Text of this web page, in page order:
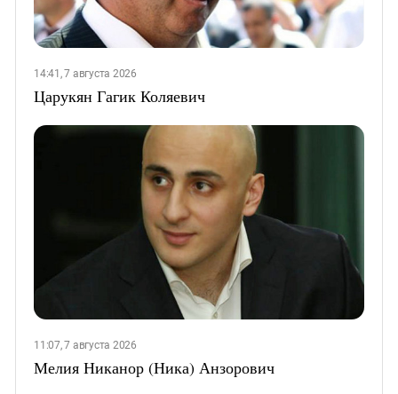
14:41, 7 августа 2026
Царукян Гагик Коляевич
11:07, 7 августа 2026
Мелия Никанор (Ника) Анзорович